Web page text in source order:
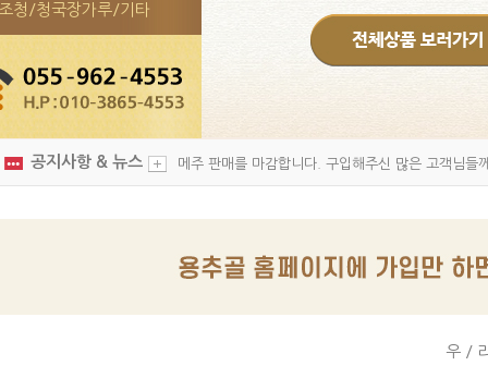
청/청국장가루/기타
공지사항 & 뉴스 메주 판매를 마감합니다. 구입해주신 많은 고객님들
우/